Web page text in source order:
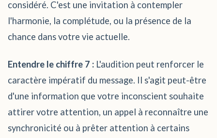
considéré. C'est une invitation à contempler
l'harmonie, la complétude, ou la présence de la
chance dans votre vie actuelle.
Entendre le chiffre 7 : L'audition peut renforcer le
caractère impératif du message. Il s'agit peut-être
d'une information que votre inconscient souhaite
attirer votre attention, un appel à reconnaître une
synchronicité ou à prêter attention à certains